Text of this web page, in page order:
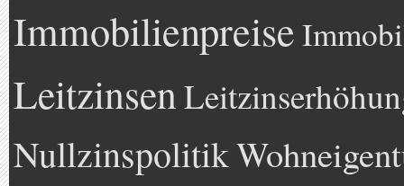
Immobilienpreise
Leitzinsen
Nullzinspolitik